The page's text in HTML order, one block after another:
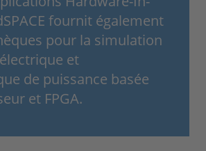
fournit également
pour la simulation
et
de puissance basée
et FPGA.